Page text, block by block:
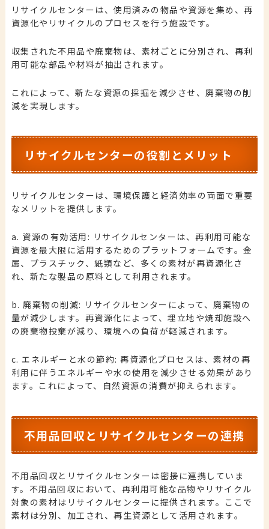
リサイクルセンターは、使用済みの物品や資源を集め、再
資源化やリサイクルのプロセスを行う施設です。
収集された不用品や廃棄物は、素材ごとに分別され、再利
用可能な部品や材料が抽出されます。
これによって、新たな資源の採掘を減少させ、廃棄物の削
減を実現します。
リサイクルセンターの役割とメリット
リサイクルセンターは、環境保護と経済効率の両面で重要
なメリットを提供します。
a. 資源の有効活用: リサイクルセンターは、再利用可能な
資源を最大限に活用するためのプラットフォームです。金
属、プラスチック、紙類など、多くの素材が再資源化さ
れ、新たな製品の原料として利用されます。
b. 廃棄物の削減: リサイクルセンターによって、廃棄物の
量が減少します。再資源化によって、埋立地や焼却施設へ
の廃棄物投棄が減り、環境への負荷が軽減されます。
c. エネルギーと水の節約: 再資源化プロセスは、素材の再
利用に伴うエネルギーや水の使用を減少させる効果があり
ます。これによって、自然資源の消費が抑えられます。
不用品回収とリサイクルセンターの連携
不用品回収とリサイクルセンターは密接に連携していま
す。不用品回収において、再利用可能な品物やリサイクル
対象の素材はリサイクルセンターに提供されます。ここで
素材は分別、加工され、再生資源として活用されます。